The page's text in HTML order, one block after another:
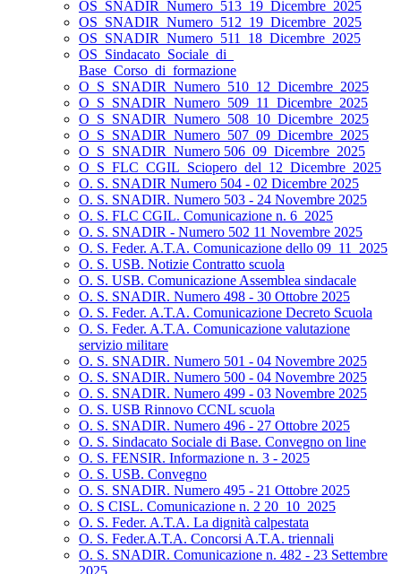
OS_SNADIR_Numero_513_19_Dicembre_2025
OS_SNADIR_Numero_512_19_Dicembre_2025
OS_SNADIR_Numero_511_18_Dicembre_2025
OS_Sindacato_Sociale_di_
Base_Corso_di_formazione
O_S_SNADIR_Numero_510_12_Dicembre_2025
O_S_SNADIR_Numero_509_11_Dicembre_2025
O_S_SNADIR_Numero_508_10_Dicembre_2025
O_S_SNADIR_Numero_507_09_Dicembre_2025
O_S_SNADIR_Numero 506_09_Dicembre_2025
O_S_FLC_CGIL_Sciopero_del_12_Dicembre_2025
O. S. SNADIR Numero 504 - 02 Dicembre 2025
O. S. SNADIR. Numero 503 - 24 Novembre 2025
O. S. FLC CGIL. Comunicazione n. 6_2025
O. S. SNADIR - Numero 502 11 Novembre 2025
O. S. Feder. A.T.A. Comunicazione dello 09_11_2025
O. S. USB. Notizie Contratto scuola
O. S. USB. Comunicazione Assemblea sindacale
O. S. SNADIR. Numero 498 - 30 Ottobre 2025
O. S. Feder. A.T.A. Comunicazione Decreto Scuola
O. S. Feder. A.T.A. Comunicazione valutazione
servizio militare
O. S. SNADIR. Numero 501 - 04 Novembre 2025
O. S. SNADIR. Numero 500 - 04 Novembre 2025
O. S. SNADIR. Numero 499 - 03 Novembre 2025
O. S. USB Rinnovo CCNL scuola
O. S. SNADIR. Numero 496 - 27 Ottobre 2025
O. S. Sindacato Sociale di Base. Convegno on line
O. S. FENSIR. Informazione n. 3 - 2025
O. S. USB. Convegno
O. S. SNADIR. Numero 495 - 21 Ottobre 2025
O. S CISL. Comunicazione n. 2 20_10_2025
O. S. Feder. A.T.A. La dignità calpestata
O. S. Feder.A.T.A. Concorsi A.T.A. triennali
O. S. SNADIR. Comunicazione n. 482 - 23 Settembre